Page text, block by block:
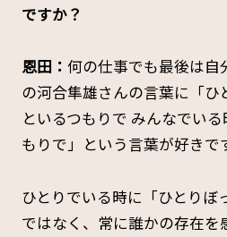
ですか？
恩田： 何の仕事でも最後は自
の河合隼雄さんの言葉に「ひ
といるつもりで みんなでい
もりで」という言葉が好きで
ひとりでいる時に「ひとりぼ
ではなく、常に誰かの存在を